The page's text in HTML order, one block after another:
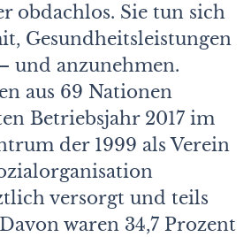
obdachlos. Sie tun sich
Gesundheitsleistungen
und anzunehmen.
aus 69 Nationen
Betriebsjahr 2017 im
der 1999 als Verein
versorgt und teils
waren 34,7 Prozent